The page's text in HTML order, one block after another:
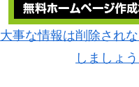
大事な情報は削除され
しましょう